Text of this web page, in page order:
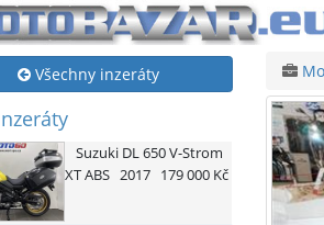
Všechny inzeráty
SuzukiDL 650 V-Strom
XT ABS 2017 179 000 Kč